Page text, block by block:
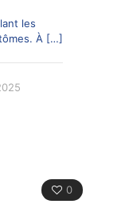
les
À […]
0